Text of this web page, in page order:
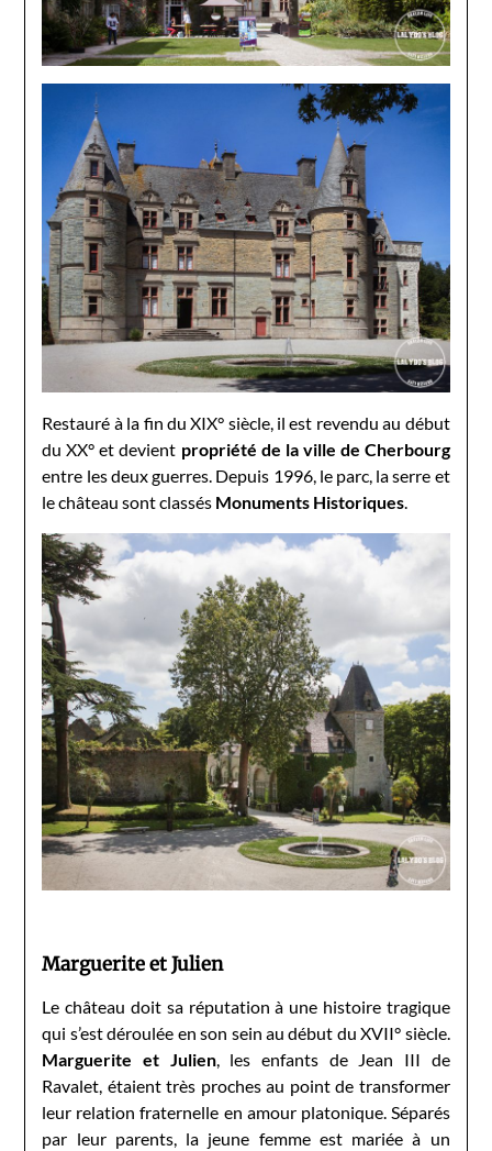
Restauré à la fin du XIX° siècle, il est revendu au début
du XX° et devient propriété de la ville de Cherbourg
entre les deux guerres. Depuis 1996, le parc, la serre et
le château sont classés Monuments Historiques
Marguerite et Julien
Le château doit sa réputation à une histoire tragique
qui s’est déroulée en son sein au début du XVII° siècle.
Marguerite et Julien, les enfants de Jean III de
Ravalet, étaient très proches au point de transformer
leur relation fraternelle en amour platonique. Séparés
par leur parents, la jeune femme est mariée à un